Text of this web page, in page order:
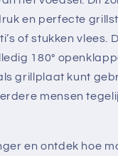
en perfecte
of stukken vlees.
180°
grillplaat kunt
mensen
en ontdek hoe